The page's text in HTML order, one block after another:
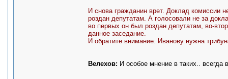
И снова гражданин врет. Доклад комиссии
роздан депутатам. А голосовали не за
во первых он был роздан депутатам, во-
данное заседание.
И обратите внимание: Иванову нужна
Велехов: И особое мнение в таких..